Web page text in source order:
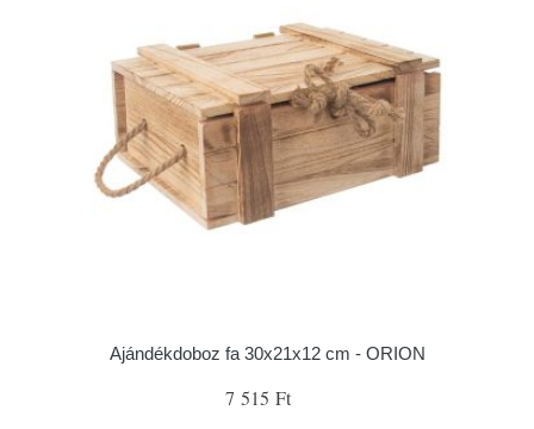
Ajándékdoboz fa 30x21x12 cm - ORION
7 515 Ft